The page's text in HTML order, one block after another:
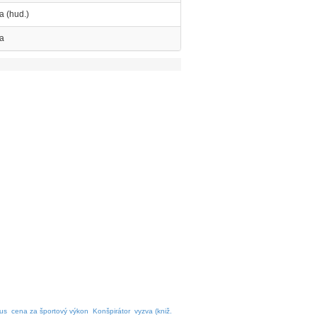
(hud.)
cena za športový výkon Konšpirátor vyzva (kniž.